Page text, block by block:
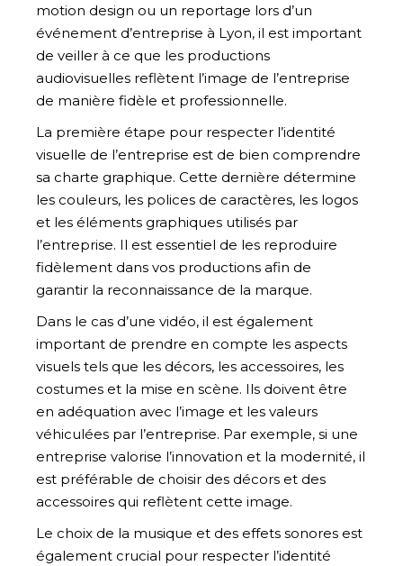
motion design ou un reportage lors d’un
événement d’entreprise à Lyon, il est important
de veiller à ce que les productions
audiovisuelles reflètent l’image de l’entreprise
de manière fidèle et professionnelle.
La première étape pour respecter l’identité
visuelle de l’entreprise est de bien comprendre
sa charte graphique. Cette dernière détermine
les couleurs, les polices de caractères, les logos
et les éléments graphiques utilisés par
l’entreprise. Il est essentiel de les reproduire
fidèlement dans vos productions afin de
garantir la reconnaissance de la marque.
Dans le cas d’une vidéo, il est également
important de prendre en compte les aspects
visuels tels que les décors, les accessoires, les
costumes et la mise en scène. Ils doivent être
en adéquation avec l’image et les valeurs
véhiculées par l’entreprise. Par exemple, si une
entreprise valorise l’innovation et la modernité, il
est préférable de choisir des décors et des
accessoires qui reflètent cette image.
Le choix de la musique et des effets sonores est
également crucial pour respecter l’identité